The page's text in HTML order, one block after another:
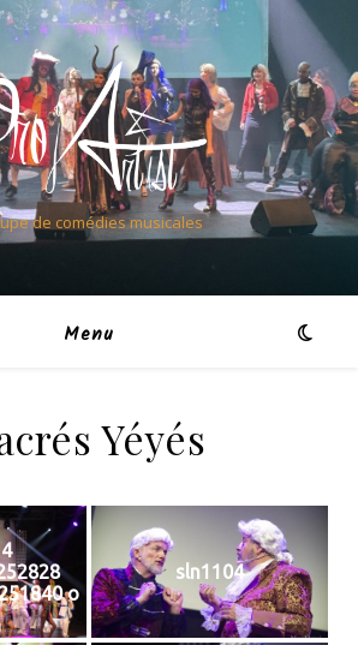
de comédies musicales
Menu
Yéyés
o
sln1104